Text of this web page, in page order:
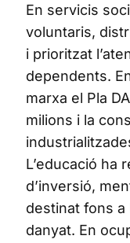
En servicis
voluntaris,
i prioritzat
dependents.
marxa el Pla
milions i la
L’educació ha
d’inversió,
destinat fons
danyat. En